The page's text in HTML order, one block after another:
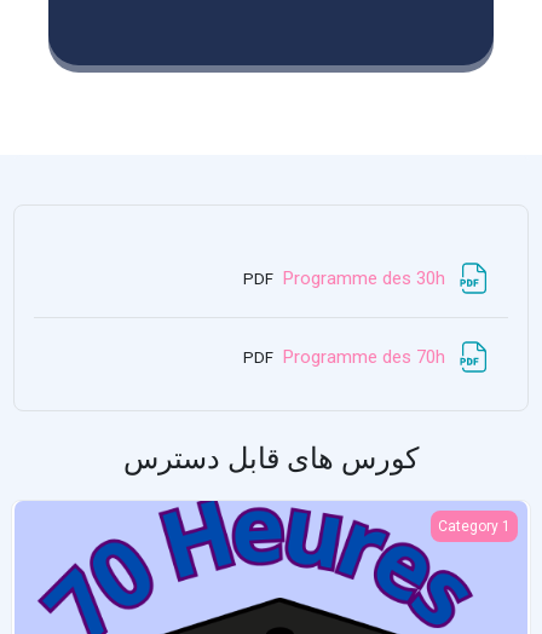
Programme des 30h فایل
PDF
Programme des 70h فایل
PDF
کورس های قابل دسترس
Statistiques et recherches
Category 1